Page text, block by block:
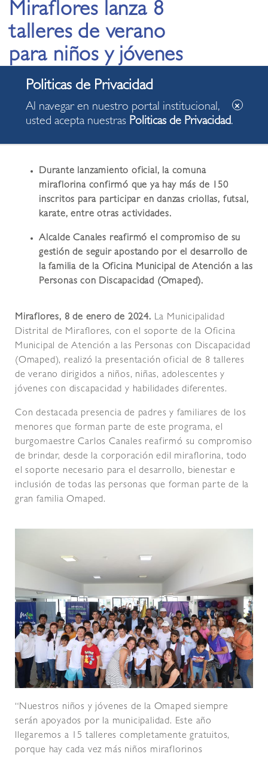
Miraflores lanza 8
talleres de verano
para niños y jóvenes
con discapacidad y
habilidades diferentes
Durante lanzamiento oficial, la comuna
miraflorina confirmó que ya hay más de 150
inscritos para participar en danzas criollas, futsal,
karate, entre otras actividades.
Alcalde Canales reafirmó el compromiso de su
gestión de seguir apostando por el desarrollo de
la familia de la Oficina Municipal de Atención a las
Personas con Discapacidad (Omaped).
Miraflores, 8 de enero de 2024. La Municipalidad
Distrital de Miraflores, con el soporte de la Oficina
Municipal de Atención a las Personas con Discapacidad
(Omaped), realizó la presentación oficial de 8 talleres
de verano dirigidos a niños, niñas, adolescentes y
jóvenes con discapacidad y habilidades diferentes.
Con destacada presencia de padres y familiares de los
menores que forman parte de este programa, el
burgomaestre Carlos Canales reafirmó su compromiso
de brindar, desde la corporación edil miraflorina, todo
el soporte necesario para el desarrollo, bienestar e
inclusión de todas las personas que forman parte de la
gran familia Omaped.
“Nuestros niños y jóvenes de la Omaped siempre
serán apoyados por la municipalidad. Este año
llegaremos a 15 talleres completamente gratuitos,
porque hay cada vez más niños miraflorinos
Al navegar en nuestro portal institucional,
usted acepta nuestras Politicas de Privacidad.